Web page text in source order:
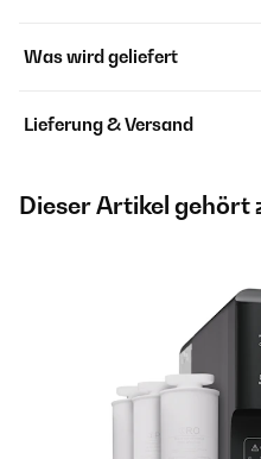
Was wird geliefert
Lieferung & Versand
Dieser Artikel gehört